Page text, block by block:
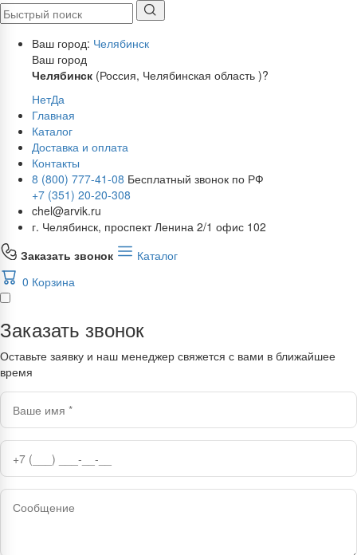
Ваш город: Челябинск
Ваш город
Челябинск (Россия, Челябинская область )?
НетДа
Главная
Каталог
Доставка и оплата
Контакты
8 (800) 777-41-08 Бесплатный звонок по РФ
+7 (351) 20-20-308
chel@arvik.ru
г. Челябинск, проспект Ленина 2/1 офис 102
Заказать звонок
Каталог
0 Корзина
Заказать звонок
Оставьте заявку и наш менеджер свяжется с вами в ближайшее
время